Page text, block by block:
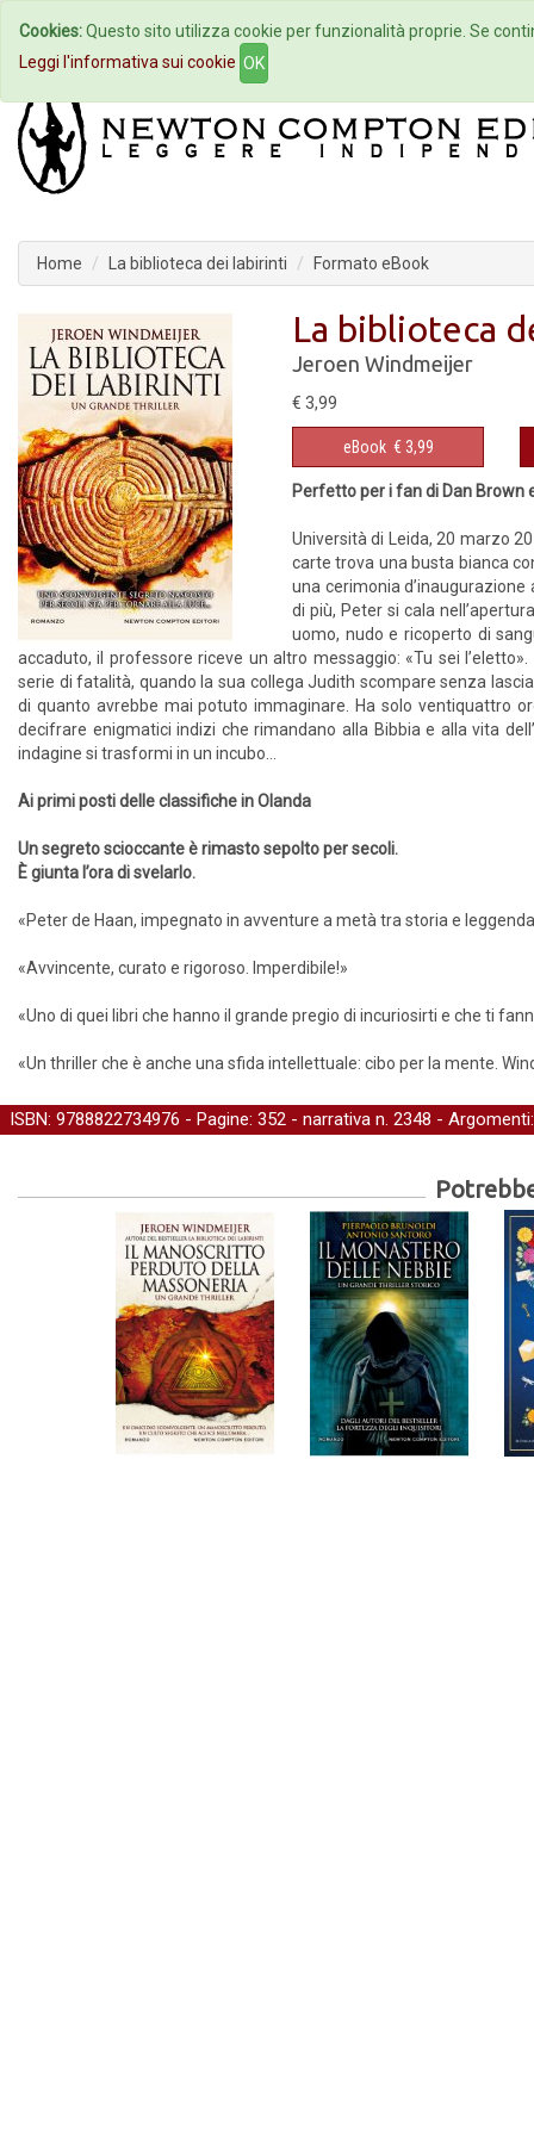
Home Autori Eventi
Home La biblioteca dei labirinti Formato eBook
La biblioteca
Jeroen Windmeijer
€ 3,99
eBook € 3,99
Perfetto per i fan di Dan Brown
Università di Leida, 20 marzo
carte trova una busta bianca
una cerimonia
di più, Peter si cala
uomo, nudo e ricoperto di
accaduto, il professore riceve un altro messaggio: «Tu sei
serie di fatalità, quando la sua collega Judith scompare senza
di quanto avrebbe mai potuto immaginare. Ha solo ventiquattro
decifrare enigmatici indizi che rimandano alla Bibbia e alla vita
indagine si trasformi in un incubo…
Ai primi posti delle classifiche in Olanda
Un segreto scioccante è rimasto sepolto per secoli.
È giunta l’ora di svelarlo.
«Peter de Haan, impegnato in avventure a metà tra storia e
«Avvincente, curato e rigoroso. Imperdibile!»
«Uno di quei libri che hanno il grande pregio di incuriosirti e che ti
«Un thriller che è anche una sfida intellettuale: cibo per la mente.
ISBN: 9788822734976 - Pagine: 352 - narrativa n. 2348 -
Cookies:Questo sito utilizza cookie per funzionalità proprie. Se
Leggi l'informativa sui cookie OK